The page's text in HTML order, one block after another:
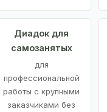
Диадок для
самозанятых
для
профессиональной
работы с крупными
заказчиками без